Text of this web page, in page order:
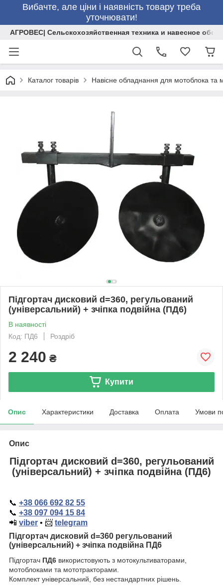
Вибачте, але ціни і наявність товару треба
уточнювати!
АГРОВЕС| Сельскохозяйственная техника и навесное
Каталог товарів Навісне обладнання для мотоблока та
Підгортач дисковий d=360, регульований
(універсальний) + зчіпка подвійна (ПД6)
В наявності
Код: ПД6
Роздріб
2 240 ₴
Купити
Опис Характеристики Доставка Оплата Умови
Опис
Підгортач дисковий d=360, регульований
(універсальний) + зчіпка подвійна (ПД6)
📞 +38 066 692 82 55
📞 +38 097 094 15 84
📲 viber • 📨 telegram
Підгортач дисковий d=360 регульований
(універсальний) + зчіпка подвійна ПД6
Підгортач ПД6 використовують з мотокультиваторами,
мотоблоками та мототракторами.
Комплект універсальний, без нестандартних рішень.